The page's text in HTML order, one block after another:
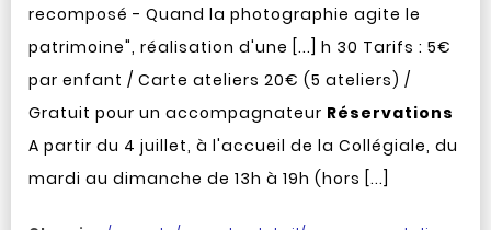
recomposé - Quand la photographie agite le
patrimoine", réalisation d'une [...] h 30 Tarifs : 5€
par enfant / Carte ateliers 20€ (5 ateliers) /
Gratuit pour un accompagnateur Réservations
A partir du 4 juillet, à l'accueil de la Collégiale, du
mardi au dimanche de 13h à 19h (hors [...]